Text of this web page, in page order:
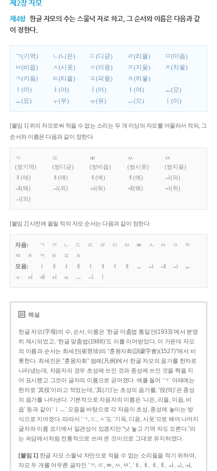
제2장 자모
제4항 한글 자모의 수는 스물넉 자로 하고, 그 순서와 이름은 다음과 같
이 정한다.
ㄱ(기역) ㄴ(니은) ㄷ(디귿) ㄹ(리을)
ㅁ(미음)
ㅂ(비읍)
ㅅ(시옷) ㅇ(이응) ㅈ(지읒)
ㅊ(치읓)
ㅋ(키읔)
ㅌ(티읕) ㅍ(피읖)
ㅎ(히읗)
ㅏ(아)
ㅑ(야) ㅓ(어) ㅕ(여)
ㅗ(오)
ㅛ(요)
ㅜ(우) ㅠ(유) ㅡ(으) ㅣ(이)
[붙임 1] 위의 자모로써 적을 수 없는 소리는 두 개 이상의 자모를 어울러서 적되, 그
순서와 이름은 다음과 같이 정한다.
ㄲ
(쌍기역)
ㄸ
(쌍디귿)
ㅃ
(쌍비읍)
ㅆ
(쌍시옷)
ㅉ
(쌍지읒)
ㅐ(애)
ㅒ(얘) ㅔ(에) ㅖ(예)
ㅘ(와)
ㅙ(왜)
ㅚ(외) ㅝ(워) ㅞ(웨)
ㅟ(위)
ㅢ(의)
[붙임 2] 사전에 올릴 적의 자모 순서는 다음과 같이 정한다.
자음: ㄱ ㄲ ㄴ ㄷ ㄸ ㄹ ㅁ ㅂ ㅃ ㅅ ㅆ ㅇ
ㅈ
ㅉ
ㅊ ㅋ ㅌ ㅍ
ㅎ
모음:
ㅏ ㅐ ㅑ ㅒ ㅓ ㅔ ㅕ ㅖ ㅗ ㅘ ㅙ ㅚ
ㅛ
ㅜ
ㅝ ㅞ ㅟ ㅠ ㅡ ㅢ
해설
한글 자모(字母)의 수, 순서, 이름은 ‘한글 마춤법 통일안(1933)’에서 분명
히 제시되었고, ‘한글 맞춤법(1988)’도 이를 이어받았다. 이 가운데 자모
의 이름과 순서는 최세진(崔世珍)의 “훈몽자회(訓蒙字會)(1527)”에서 비
롯한다. 최세진은 “훈몽자회” 범례(凡例)에서 한글 자모의 음가를 한자로
나타냈는데, 자음자의 경우 초성에 쓰인 것과 종성에 쓰인 것을 짝을 지
어 표시했고 그것이 글자의 이름으로 굳어졌다. 예를 들어 ‘ㄱ’ 아래에는
한자로 ‘其役’이라고 적었는데, ‘其(기)’는 초성의 음가를, ‘役(역)’은 종성
의 음가를 나타낸다. 기본적으로 자음자의 이름은 ‘니은, 리을, 미음, 비
읍’ 등과 같이 ‘ㅣㅡ’ 모음을 바탕으로 각 자음이 초성, 종성에 놓이는 방
식으로 지어졌다. 따라서 ‘ㄱ, ㄷ, ㅅ’도 ‘기윽, 디읃, 시읏’으로 해야 나머지
글자와 이름 표기에서 일관성이 있겠지만 “낫 놓고 기역 자도 모른다.”라
는 속담에서처럼 전통적으로 쓰여 온 것이므로 그대로 유지하였다.
[붙임 1] 한글 자모 스물넉 자만으로 적을 수 없는 소리들을 적기 위하여,
자모 두 개를 어우른 글자인 ‘ㄲ, ㄸ, ㅃ, ㅆ, ㅉ’, ‘ㅐ, ㅒ, ㅔ, ㅖ, ㅘ, ㅚ, ㅝ,